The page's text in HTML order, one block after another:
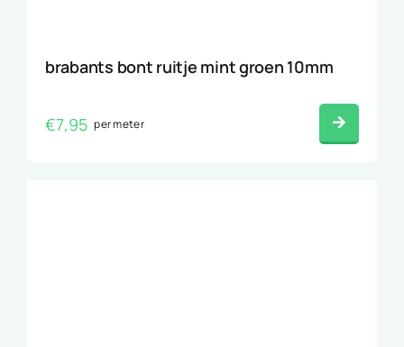
brabants bont ruitje mint groen 10mm
€7,95 per meter